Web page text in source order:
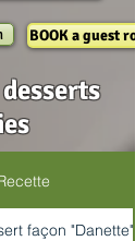
BOOK a guest
façon "Danette"